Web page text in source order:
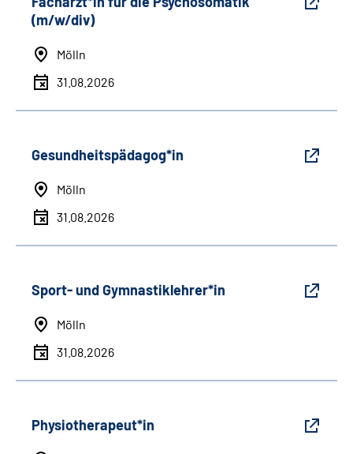
(m/w/div)
Mölln
31.08.2026
Gesundheitspädagog*in
Mölln
31.08.2026
Sport- und Gymnastiklehrer*in
Mölln
31.08.2026
Physiotherapeut*in